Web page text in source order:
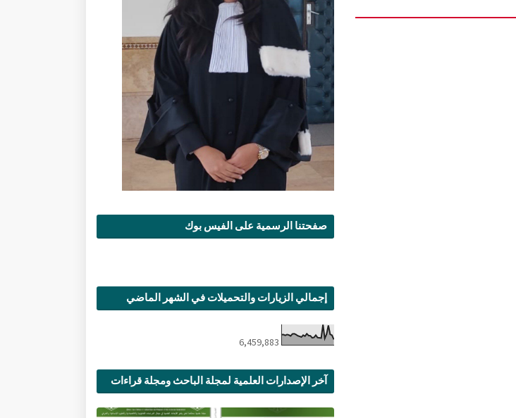
صفحتنا الرسمية على الفيس بوك
إجمالي الزيارات والتحميلات في الشهر الماضي
6,459,883
آخر الإصدارات العلمية لمجلة الباحث ومجلة قراءات